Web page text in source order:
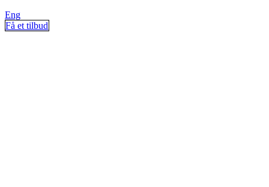
Eng
Få et tilbud